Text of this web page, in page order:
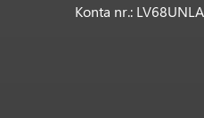
Konta nr.: